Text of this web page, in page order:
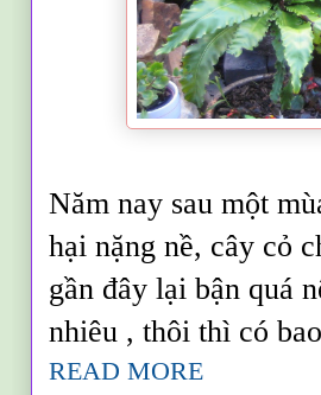
Năm nay sau một
hại nặng nề, cây cỏ
gần đây lại bận quá
nhiêu , thôi thì có
READ MORE